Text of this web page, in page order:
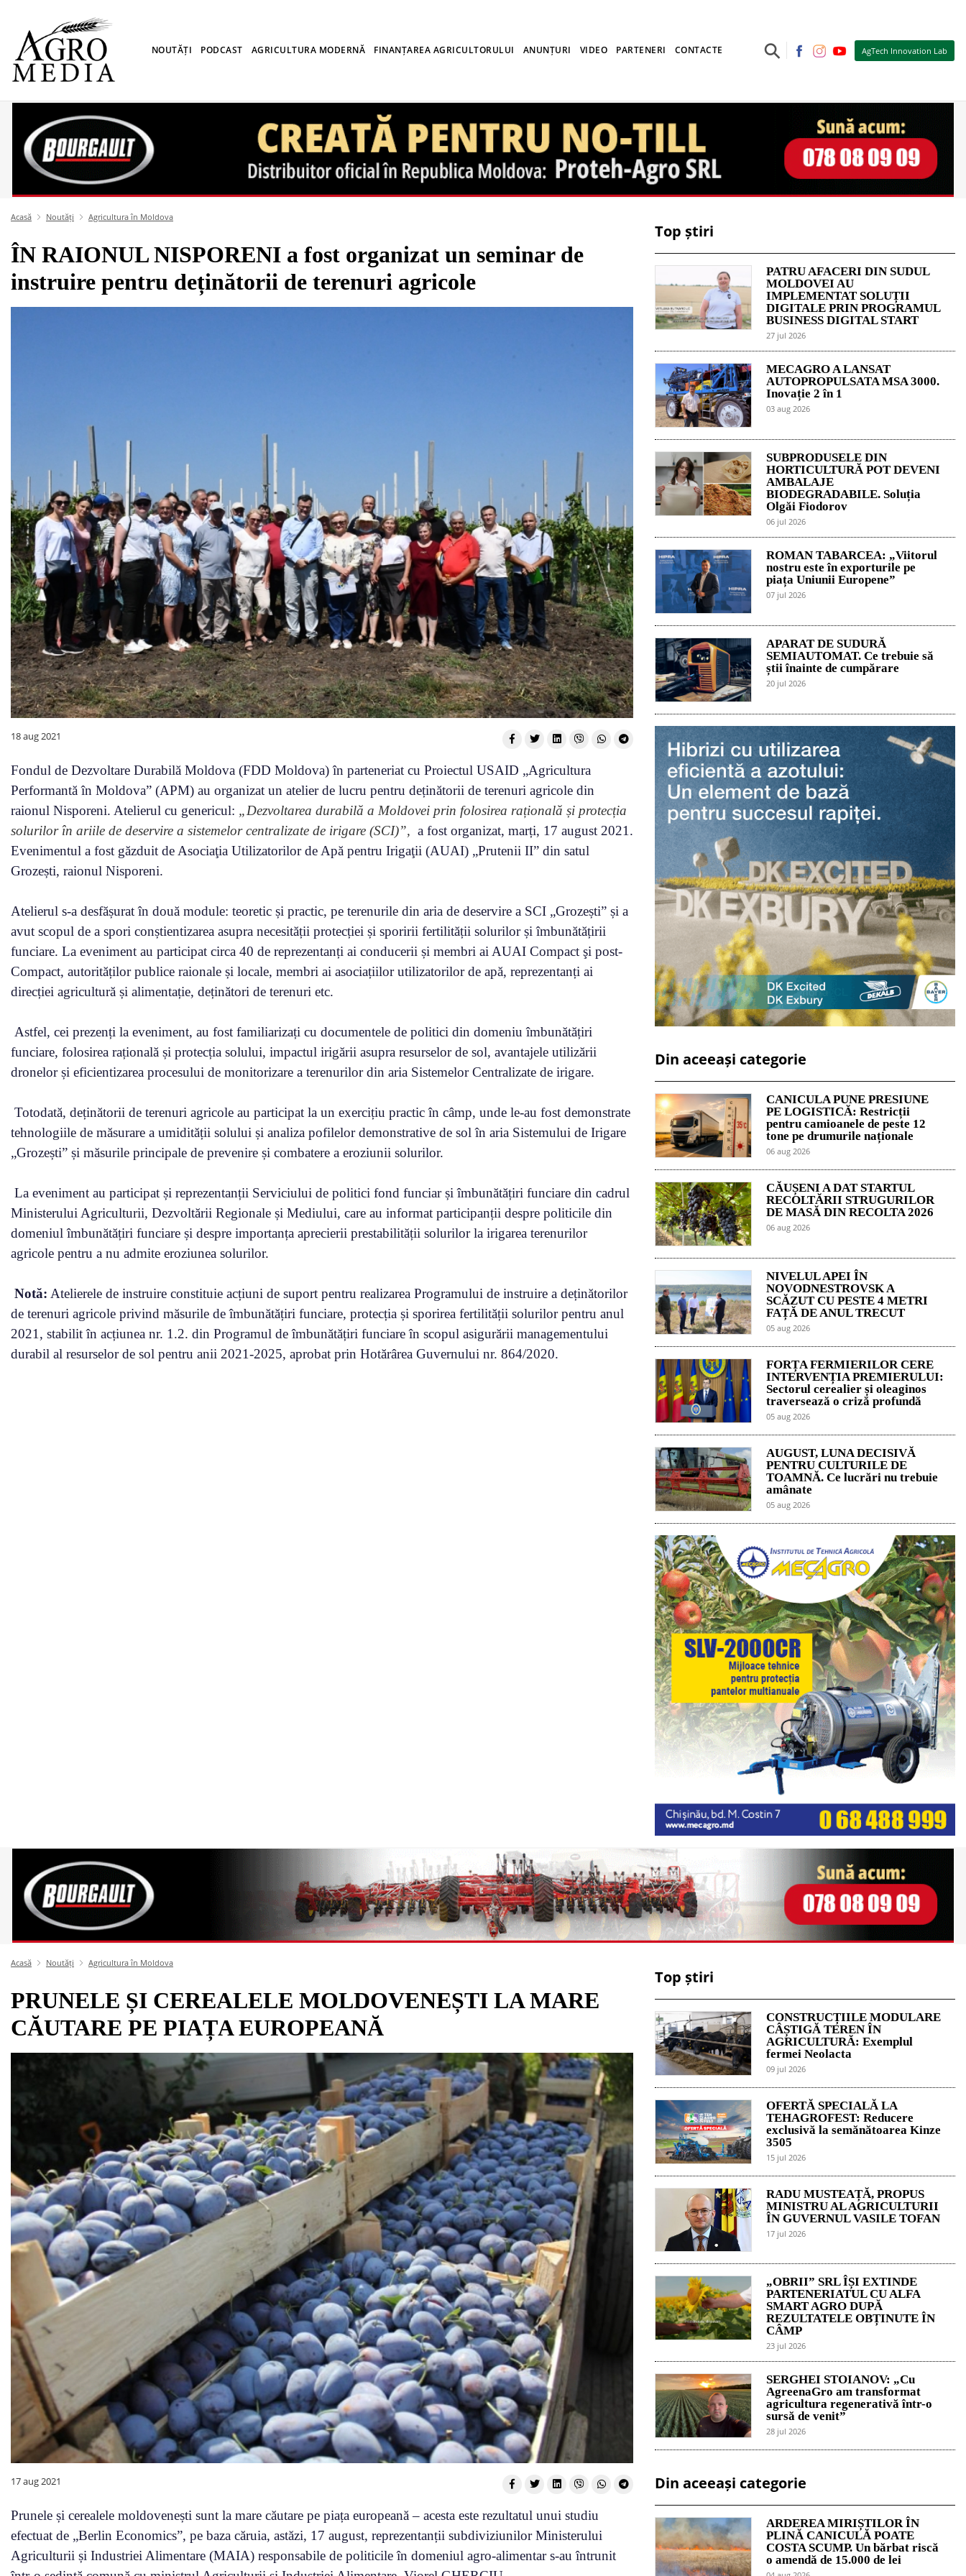
NOUTĂȚI PODCAST AGRICULTURA MODERNĂ FINANȚAREA AGRICULTORULUI ANUNȚURI VIDEO PARTENERI CONTACTE ⚲ AgTech Innovation Lab
Acasă Noutăți Agricultura în Moldova
ÎN RAIONUL NISPORENI a fost organizat un seminar de
instruire pentru deținătorii de terenuri agricole
18 aug 2021
Fondul de Dezvoltare Durabilă Moldova (FDD Moldova) în parteneriat cu Proiectul USAID „Agricultura
Performantă în Moldova” (APM) au organizat un atelier de lucru pentru deținătorii de terenuri agricole din
raionul Nisporeni. Atelierul cu genericul: „Dezvoltarea durabilă a Moldovei prin folosirea rațională și protecția
solurilor în ariile de deservire a sistemelor centralizate de irigare (SCI)”, a fost organizat, marți, 17 august 2021.
Evenimentul a fost găzduit de Asociaţia Utilizatorilor de Apă pentru Irigaţii (AUAI) „Prutenii II” din satul
Grozești, raionul Nisporeni.
Atelierul s-a desfășurat în două module: teoretic și practic, pe terenurile din aria de deservire a SCI „Grozești” și a
avut scopul de a spori conștientizarea asupra necesității protecției și sporirii fertilității solurilor și îmbunătățirii
funciare. La eveniment au participat circa 40 de reprezentanți ai conducerii și membri ai AUAI Compact şi post-
Compact, autorităților publice raionale și locale, membri ai asociațiilor utilizatorilor de apă, reprezentanți ai
direcției agricultură și alimentație, deținători de terenuri etc.
Astfel, cei prezenți la eveniment, au fost familiarizați cu documentele de politici din domeniu îmbunătățiri
funciare, folosirea rațională și protecția solului, impactul irigării asupra resurselor de sol, avantajele utilizării
dronelor și eficientizarea procesului de monitorizare a terenurilor din aria Sistemelor Centralizate de irigare.
Totodată, deținătorii de terenuri agricole au participat la un exercițiu practic în câmp, unde le-au fost demonstrate
tehnologiile de măsurare a umidității solului și analiza pofilelor demonstrative de sol în aria Sistemului de Irigare
„Grozești” și măsurile principale de prevenire și combatere a eroziunii solurilor.
La eveniment au participat și reprezentanții Serviciului de politici fond funciar și îmbunătățiri funciare din cadrul
Ministerului Agriculturii, Dezvoltării Regionale și Mediului, care au informat participanții despre politicile din
domeniul îmbunătățiri funciare și despre importanța aprecierii prestabilității solurilor la irigarea terenurilor
agricole pentru a nu admite eroziunea solurilor.
Notă: Atelierele de instruire constituie acțiuni de suport pentru realizarea Programului de instruire a deținătorilor
de terenuri agricole privind măsurile de îmbunătățiri funciare, protecția și sporirea fertilității solurilor pentru anul
2021, stabilit în acțiunea nr. 1.2. din Programul de îmbunătățiri funciare în scopul asigurării managementului
durabil al resurselor de sol pentru anii 2021-2025, aprobat prin Hotărârea Guvernului nr. 864/2020.
Top știri
PATRU AFACERI DIN SUDUL
MOLDOVEI AU
IMPLEMENTAT SOLUȚII
DIGITALE PRIN PROGRAMUL
BUSINESS DIGITAL START
27 jul 2026
MECAGRO A LANSAT
AUTOPROPULSATA MSA 3000.
Inovație 2 în 1
03 aug 2026
SUBPRODUSELE DIN
HORTICULTURĂ POT DEVENI
AMBALAJE
BIODEGRADABILE. Soluția
Olgăi Fiodorov
06 jul 2026
ROMAN TABARCEA: „Viitorul
nostru este în exporturile pe
piața Uniunii Europene”
07 jul 2026
APARAT DE SUDURĂ
SEMIAUTOMAT. Ce trebuie să
știi înainte de cumpărare
20 jul 2026
Din aceeași categorie
CANICULA PUNE PRESIUNE
PE LOGISTICĂ: Restricții
pentru camioanele de peste 12
tone pe drumurile naționale
06 aug 2026
CĂUȘENI A DAT STARTUL
RECOLTĂRII STRUGURILOR
DE MASĂ DIN RECOLTA 2026
06 aug 2026
NIVELUL APEI ÎN
NOVODNESTROVSK A
SCĂZUT CU PESTE 4 METRI
FAȚĂ DE ANUL TRECUT
05 aug 2026
FORȚA FERMIERILOR CERE
INTERVENȚIA PREMIERULUI:
Sectorul cerealier și oleaginos
traversează o criză profundă
05 aug 2026
AUGUST, LUNA DECISIVĂ
PENTRU CULTURILE DE
TOAMNĂ. Ce lucrări nu trebuie
amânate
05 aug 2026
Acasă Noutăți Agricultura în Moldova
PRUNELE ȘI CEREALELE MOLDOVENEȘTI LA MARE
CĂUTARE PE PIAȚA EUROPEANĂ
17 aug 2021
Prunele și cerealele moldovenești sunt la mare căutare pe piața europeană – acesta este rezultatul unui studiu
efectuat de „Berlin Economics”, pe baza căruia, astăzi, 17 august, reprezentanții subdiviziunilor Ministerului
Agriculturii și Industriei Alimentare (MAIA) responsabile de politicile în domeniul agro-alimentar s-au întrunit
Top știri
CONSTRUCȚIILE MODULARE
CÂȘTIGĂ TEREN ÎN
AGRICULTURĂ: Exemplul
fermei Neolacta
09 jul 2026
OFERTĂ SPECIALĂ LA
TEHAGROFEST: Reducere
exclusivă la semănătoarea Kinze
3505
15 jul 2026
RADU MUSTEAȚĂ, PROPUS
MINISTRU AL AGRICULTURII
ÎN GUVERNUL VASILE TOFAN
17 jul 2026
„OBRII” SRL ÎȘI EXTINDE
PARTENERIATUL CU ALFA
SMART AGRO DUPĂ
REZULTATELE OBȚINUTE ÎN
CÂMP
23 jul 2026
SERGHEI STOIANOV: „Cu
AgreenaGro am transformat
agricultura regenerativă într-o
sursă de venit”
28 jul 2026
Din aceeași categorie
ARDEREA MIRIȘTILOR ÎN
PLINĂ CANICULĂ POATE
COSTA SCUMP. Un bărbat riscă
o amendă de 15.000 de lei